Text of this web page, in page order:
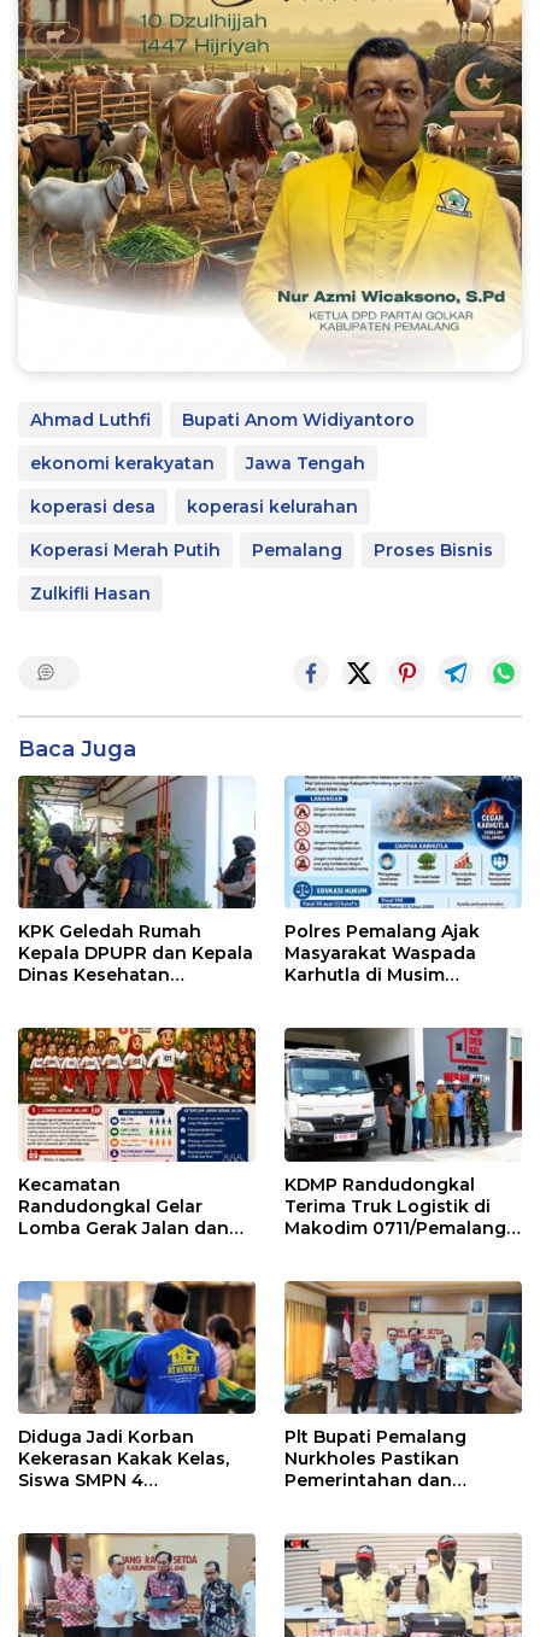
Ahmad Luthfi
Bupati Anom Widiyantoro
ekonomi kerakyatan
Jawa Tengah
koperasi desa
koperasi kelurahan
Koperasi Merah Putih
Pemalang
Proses Bisnis
Zulkifli Hasan
Baca Juga
KPK Geledah Rumah
Kepala DPUPR dan Kepala
Dinas Kesehatan
Polres Pemalang Ajak
Masyarakat Waspada
Karhutla di Musim
Kecamatan
Randudongkal Gelar
Lomba Gerak Jalan dan
KDMP Randudongkal
Terima Truk Logistik di
Makodim 0711/Pemalang
Diduga Jadi Korban
Kekerasan Kakak Kelas,
Siswa SMPN 4
Plt Bupati Pemalang
Nurkholes Pastikan
Pemerintahan dan